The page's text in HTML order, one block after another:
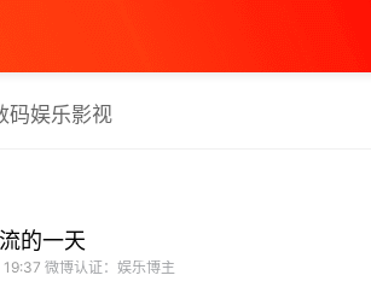
码娱乐影视
的一天
微博认证：娱乐博主